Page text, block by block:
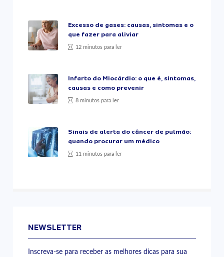
Excesso de gases: causas, sintomas e o
que fazer para aliviar
12 minutos para ler
Infarto do Miocárdio: o que é, sintomas,
causas e como prevenir
8 minutos para ler
Sinais de alerta do câncer de pulmão:
quando procurar um médico
11 minutos para ler
NEWSLETTER
Inscreva-se para receber as melhores dicas para sua